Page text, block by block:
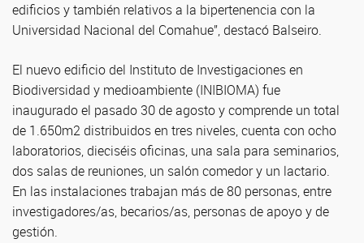
edificios y también relativos a la bipertenencia con la
Universidad Nacional del Comahue”, destacó Balseiro.
El nuevo edificio del Instituto de Investigaciones en
Biodiversidad y medioambiente (INIBIOMA) fue
inaugurado el pasado 30 de agosto y comprende un total
de 1.650m2 distribuidos en tres niveles, cuenta con ocho
laboratorios, dieciséis oficinas, una sala para seminarios,
dos salas de reuniones, un salón comedor y un lactario.
En las instalaciones trabajan más de 80 personas, entre
investigadores/as, becarios/as, personas de apoyo y de
gestión.